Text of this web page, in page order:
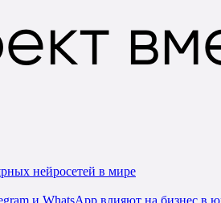
нейросетей в мире